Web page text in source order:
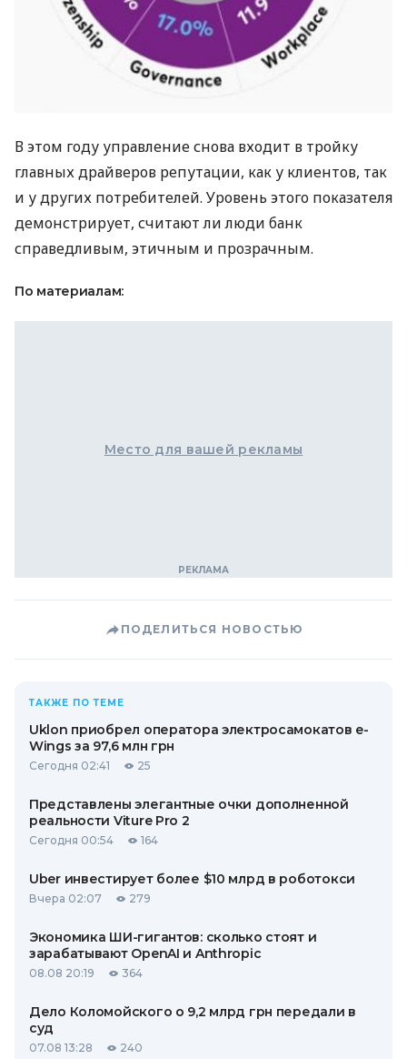
В этом году управление снова входит в тройку
главных драйверов репутации, как у клиентов, так
и у других потребителей. Уровень этого показателя
демонстрирует, считают ли люди банк
справедливым, этичным и прозрачным.
По материалам:
Место для вашей рекламы
ПОДЕЛИТЬСЯ НОВОСТЬЮ
ТАКЖЕ ПО ТЕМЕ
Uklon приобрел оператора электросамокатов e-
Wings за 97,6 млн грн
Сегодня 02:41 25
Представлены элегантные очки дополненной
реальности Viture Pro 2
Сегодня 00:54 164
Uber инвестирует более $10 млрд в роботокси
Вчера 02:07 279
Экономика ШИ-гигантов: сколько стоят и
зарабатывают OpenAI и Anthropic
08.08 20:19 364
Дело Коломойского о 9,2 млрд грн передали в
суд
07.08 13:28 240